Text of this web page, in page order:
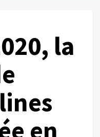
la